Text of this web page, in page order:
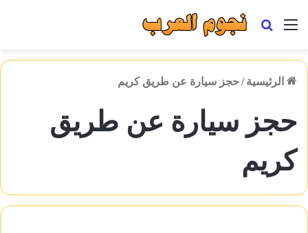
القائمة بحث
الرئيسية /حجز سيارة عن طريق كريم
حجز سيارة عن طريق
كريم